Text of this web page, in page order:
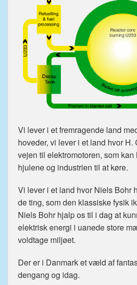
Vi lever i et fremragende land
hoveder, vi lever i et land hvor
vejen til elektromotoren, som
hjulene og industrien til at køre.
Vi lever i et land hvor Niels Bohr
de ting, som den klassiske fysik
Niels Bohr hjalp os til i dag at
elektrisk energi i uanede store
voldtage miljøet.
Der er i Danmark et væld af
dengang og idag.